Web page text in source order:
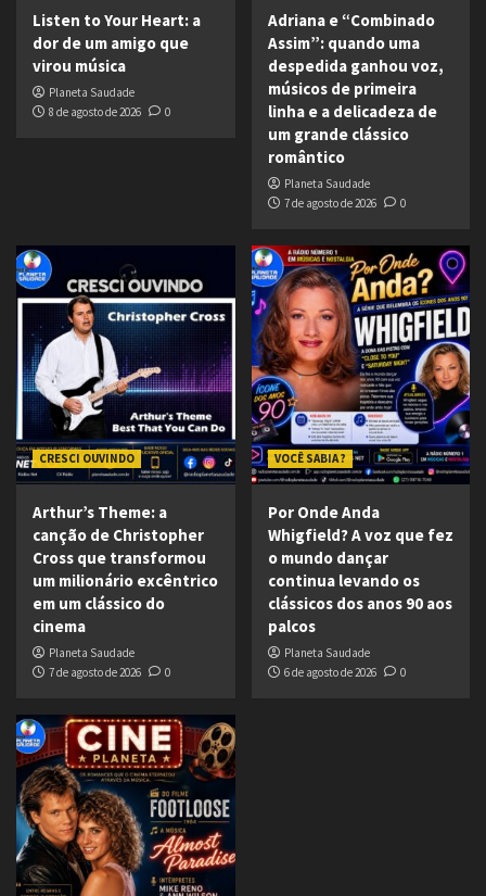
Listen to Your Heart: a
dor de um amigo que
virou música
Planeta Saudade
8 de agosto de 2026
0
Adriana e “Combinado
Assim”: quando uma
despedida ganhou voz,
músicos de primeira
linha e a delicadeza de
um grande clássico
romântico
Planeta Saudade
7 de agosto de 2026
0
CRESCI OUVINDO
Arthur’s Theme: a
canção de Christopher
Cross que transformou
um milionário excêntrico
em um clássico do
cinema
Planeta Saudade
7 de agosto de 2026
0
VOCÊ SABIA ?
Por Onde Anda
Whigfield? A voz que fez
o mundo dançar
continua levando os
clássicos dos anos 90 aos
palcos
Planeta Saudade
6 de agosto de 2026
0